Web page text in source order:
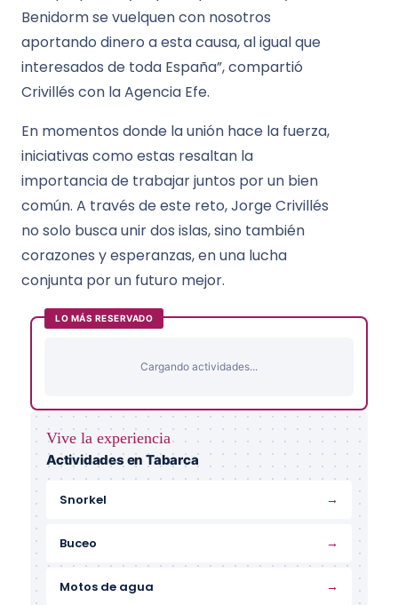
Benidorm se vuelquen con nosotros
aportando dinero a esta causa, al igual que
interesados de toda España”, compartió
Crivillés con la Agencia Efe.
En momentos donde la unión hace la fuerza,
iniciativas como estas resaltan la
importancia de trabajar juntos por un bien
común. A través de este reto, Jorge Crivillés
no solo busca unir dos islas, sino también
corazones y esperanzas, en una lucha
conjunta por un futuro mejor.
LO MÁS RESERVADO
Cargando actividades...
Vive la experiencia
Actividades en Tabarca
Snorkel →
Buceo →
Motos de agua →